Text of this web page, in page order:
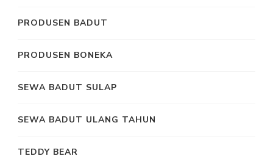
PRODUSEN BADUT
PRODUSEN BONEKA
SEWA BADUT SULAP
SEWA BADUT ULANG TAHUN
TEDDY BEAR